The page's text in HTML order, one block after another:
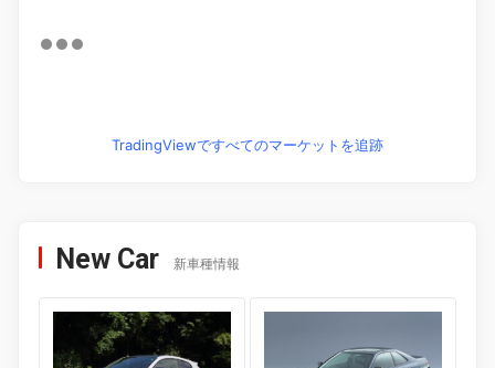
TradingViewですべてのマーケットを追跡
New Car 新車種情報